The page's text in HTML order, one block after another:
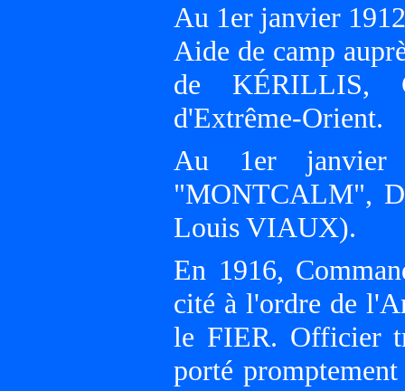
Au 1er janvier
Aide de camp
de KÉRILLIS,
d'Extrême-Orient.
Au 1er janvier
"MONTCALM",
Louis VIAUX).
En 1916,
cité à l'ordre de
le FIER. Officier
porté